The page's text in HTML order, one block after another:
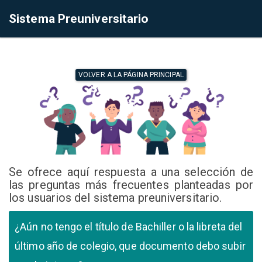
Sistema Preuniversitario
VOLVER A LA PÁGINA PRINCIPAL
Se ofrece aquí respuesta a una selección de
las preguntas más frecuentes planteadas por
los usuarios del sistema preuniversitario.
¿Aún no tengo el título de Bachiller o la libreta del
último año de colegio, que documento debo subir